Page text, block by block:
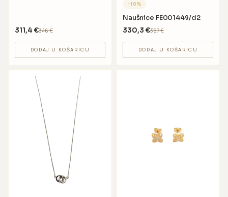
311,4 €346€
DODAJ U KOŠARICU
−10%
Naušnice FE001449/d2
330,3 €367€
DODAJ U KOŠARICU